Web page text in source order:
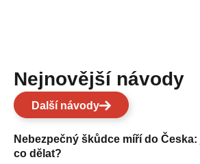
Nejnovější návody
Další návody
Nebezpečný škůdce míří do
co dělat?